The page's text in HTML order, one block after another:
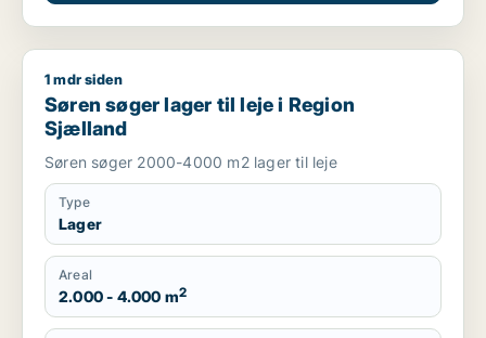
Søren søger lager til leje i Region Sjælland
1 mdr siden
Søren søger lager til leje i Region
Sjælland
Søren søger 2000-4000 m2 lager til leje
Type
Lager
Areal
2.000 - 4.000 m2